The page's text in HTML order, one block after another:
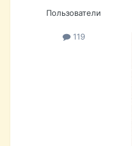
Пользователи
119